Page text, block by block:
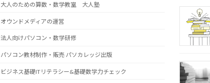
大人のための算数・数学教室 大人塾
オウンドメディアの運営
法人向けパソコン・数学研修
パソコン教材制作・販売 パソカレッジ出版
ビジネス基礎ITリテラシー&基礎数学力チェック